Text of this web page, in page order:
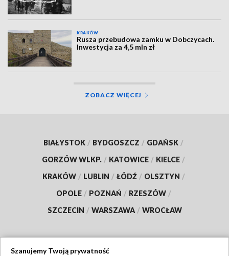
KRAKÓW
Rusza przebudowa zamku w Dobczycach.
Inwestycja za 4,5 mln zł
ZOBACZ WIĘCEJ
BIAŁYSTOK / BYDGOSZCZ / GDAŃSK /
GORZÓW WLKP. / KATOWICE / KIELCE /
KRAKÓW / LUBLIN / ŁÓDŹ / OLSZTYN /
OPOLE / POZNAŃ / RZESZÓW /
SZCZECIN / WARSZAWA / WROCŁAW
Szanujemy Twoją prywatność